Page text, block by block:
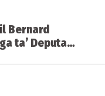
Bernard
ta’ Deputat